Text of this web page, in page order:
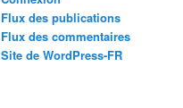
Flux des publications
Flux des commentaires
Site de WordPress-FR